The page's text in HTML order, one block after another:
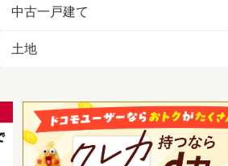
中古一戸建て
土地